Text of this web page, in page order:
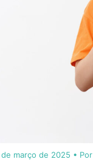
de março de 2025 • Por